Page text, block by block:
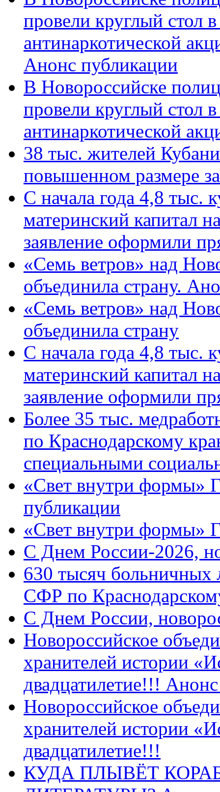
провели круглый стол
антинаркотической
Анонс публикации
В Новороссийске
провели круглый стол
антинаркотической
38 тыс. жителей
повышенном размере
С начала года 4,8 тыс.
материнский капитал
заявление оформили
«Семь ветров» над
объединила страну.
«Семь ветров» над
объединила страну
С начала года 4,8 тыс.
материнский капитал
заявление оформили
Более 35 тыс.
по Краснодарскому
специальными
«Свет внутри формы»
публикации
«Свет внутри формы»
C Днем России-2026,
630 тысяч больничных
СФР по
C Днем России,
Новороссийское
хранителей истории
двадцатилетие!!!
Новороссийское
хранителей истории
двадцатилетие!!!
КУДА ПЛЫВЁТ